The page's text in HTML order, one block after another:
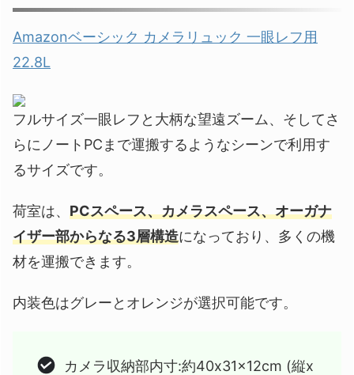
Amazonベーシック カメラリュック 一眼レフ用
22.8L
フルサイズ一眼レフと大柄な望遠ズーム、そしてさ
らにノートPCまで運搬するようなシーンで利用す
るサイズです。
荷室は、 PCスペース、カメラスペース、オーガナ
イザー部からなる3層構造になっており、多くの機
材を運搬できます。
内装色はグレーとオレンジが選択可能です。
カメラ収納部内寸:約40x31x12cm (縦x